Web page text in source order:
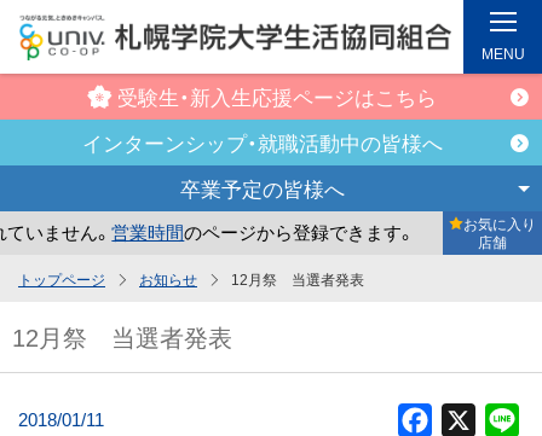
ン
コ
受験生・新入生応援ページはこちら
インターンシップ・就職活動中の皆様へ
卒業予定の皆様へ
せん。営業時間のページから登録できます。 まだお気に
お気に入り
店舗
MENU
トップページ お知らせ 12月祭 当選者発表
12月祭 当選者発表
2018/01/11 Facebook